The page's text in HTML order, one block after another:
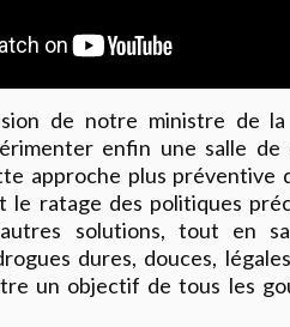
de notre ministre de
enfin une salle de
approche plus préventive
le ratage des politiques
solutions, tout en
dures, douces,
un objectif de tous les